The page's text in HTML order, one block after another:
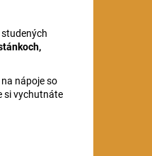
nápoje so
si vychutnáte